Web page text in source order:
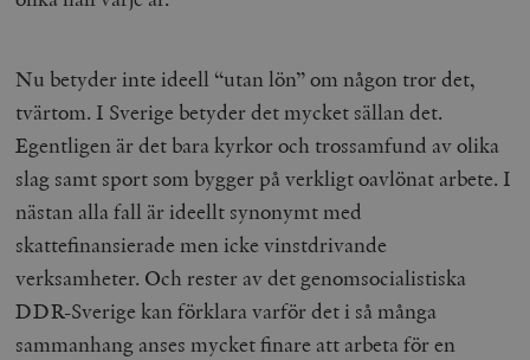
Nu betyder inte ideell “utan lön” om någon tror det,
tvärtom. I Sverige betyder det mycket sällan det.
Egentligen är det bara kyrkor och trossamfund av olika
slag samt sport som bygger på verkligt oavlönat arbete. I
nästan alla fall är ideellt synonymt med
skattefinansierade men icke vinstdrivande
verksamheter. Och rester av det genomsocialistiska
DDR-Sverige kan förklara varför det i så många
sammanhang anses mycket finare att arbeta för en